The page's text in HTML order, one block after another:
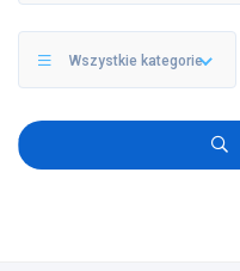
Wszystkie kategorie